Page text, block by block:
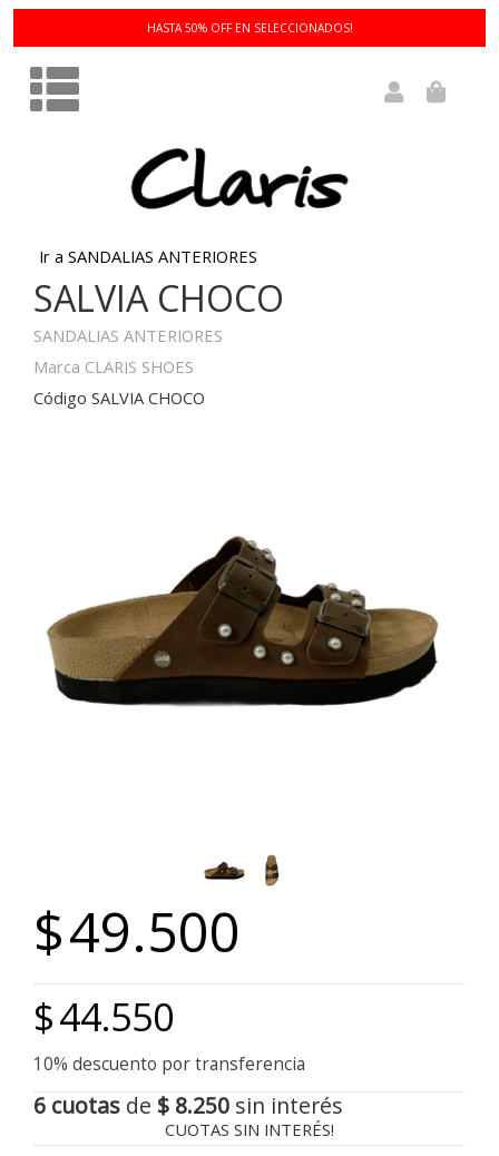
HASTA 50% OFF EN SELECCIONADOS!
Ir a SANDALIAS ANTERIORES
SALVIA CHOCO
SANDALIAS ANTERIORES
Marca CLARIS SHOES
Código SALVIA CHOCO
$49.500
$44.550
10% descuento por transferencia
6 cuotas de $ 8.250 sin interés
CUOTAS SIN INTERÉS!